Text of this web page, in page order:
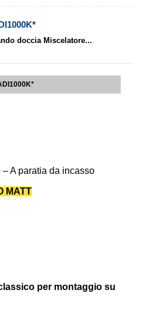
doccia Miscelatore...
A paratia da incasso
MATT
per montaggio su